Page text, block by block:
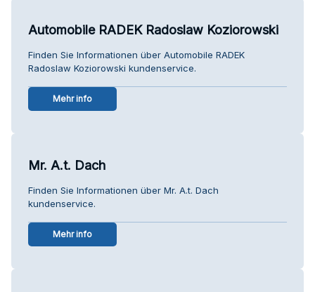
Automobile RADEK Radoslaw Koziorowski
Finden Sie Informationen über Automobile RADEK
Radoslaw Koziorowski kundenservice.
Mehr info
Mr. A.t. Dach
Finden Sie Informationen über Mr. A.t. Dach
kundenservice.
Mehr info